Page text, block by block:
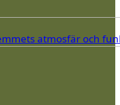
atmosfär och